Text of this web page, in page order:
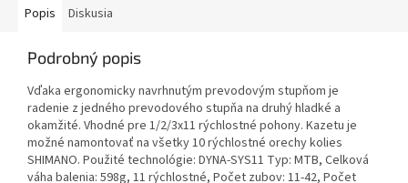
Popis Diskusia
Podrobný popis
Vďaka ergonomicky navrhnutým prevodovým stupňom je
radenie z jedného prevodového stupňa na druhý hladké a
okamžité. Vhodné pre 1/2/3x11 rýchlostné pohony. Kazetu je
možné namontovať na všetky 10 rýchlostné orechy kolies
SHIMANO. Použité technológie: DYNA-SYS11 Typ: MTB, Celková
váha balenia: 598g, 11 rýchlostné, Počet zubov: 11-42, Počet